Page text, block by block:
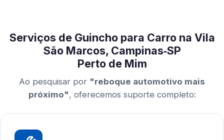
Serviços de Guincho para Carro na Vila
São Marcos, Campinas‑SP
Perto de Mim
Ao pesquisar por "reboque automotivo mais
próximo", oferecemos suporte completo: